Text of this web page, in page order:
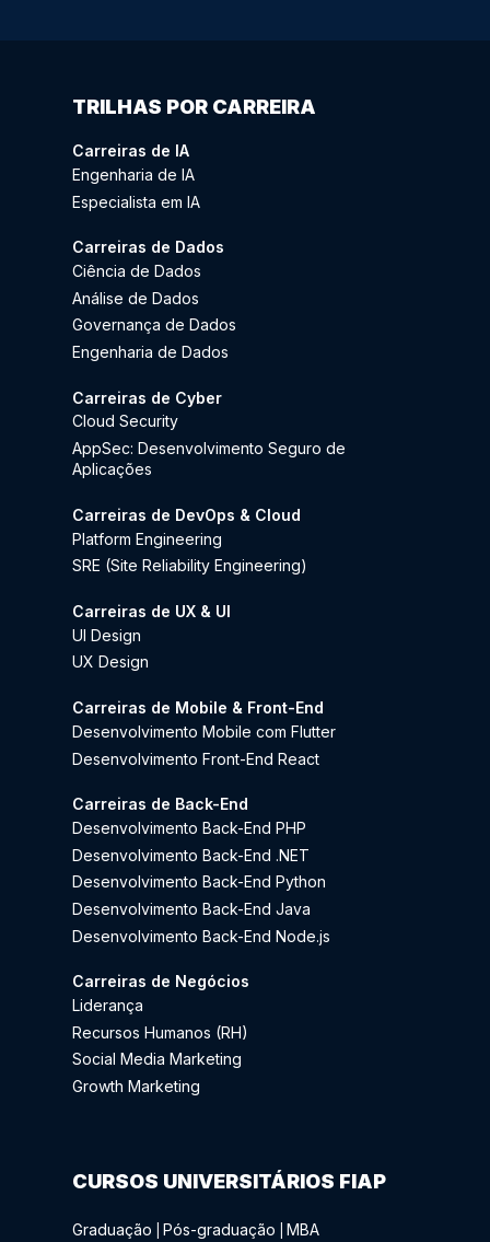
TRILHAS POR CARREIRA
Carreiras de IA
Engenharia de IA
Especialista em IA
Carreiras de Dados
Ciência de Dados
Análise de Dados
Governança de Dados
Engenharia de Dados
Carreiras de Cyber
Cloud Security
AppSec: Desenvolvimento Seguro de
Aplicações
Carreiras de DevOps & Cloud
Platform Engineering
SRE (Site Reliability Engineering)
Carreiras de UX & UI
UI Design
UX Design
Carreiras de Mobile & Front-End
Desenvolvimento Mobile com Flutter
Desenvolvimento Front-End React
Carreiras de Back-End
Desenvolvimento Back-End PHP
Desenvolvimento Back-End .NET
Desenvolvimento Back-End Python
Desenvolvimento Back-End Java
Desenvolvimento Back-End Node.js
Carreiras de Negócios
Liderança
Recursos Humanos (RH)
Social Media Marketing
Growth Marketing
CURSOS UNIVERSITÁRIOS FIAP
Graduação Pós-graduação MBA